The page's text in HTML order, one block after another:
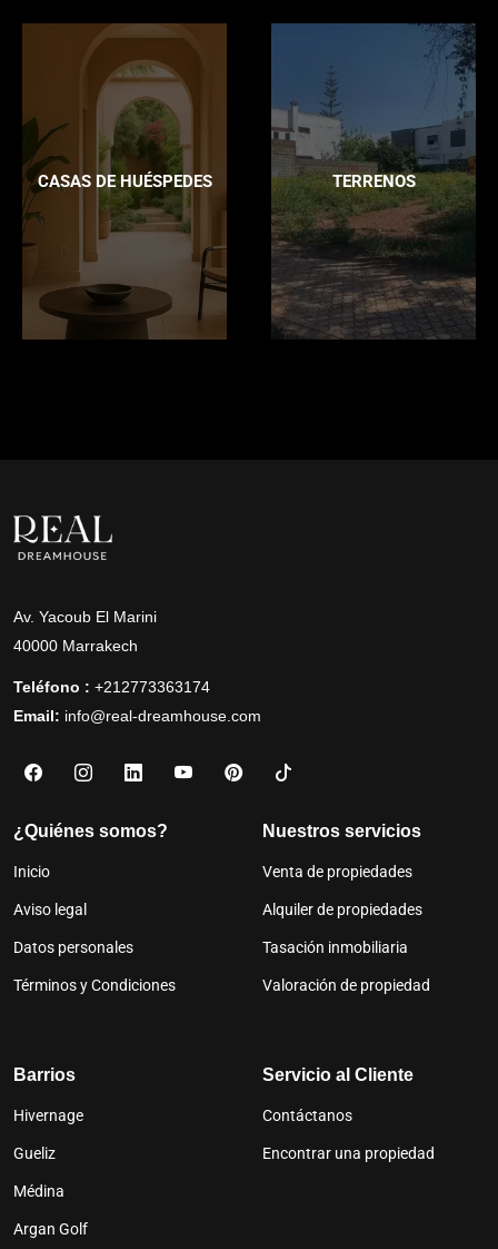
CASAS DE HUÉSPEDES TERRENOS
Av. Yacoub El Marini
40000 Marrakech
Teléfono : +212773363174
Email: info@real-dreamhouse.com
¿Quiénes somos?
Inicio
Aviso legal
Datos personales
Términos y Condiciones
Nuestros servicios
Venta de propiedades
Alquiler de propiedades
Tasación inmobiliaria
Valoración de propiedad
Barrios
Hivernage
Gueliz
Médina
Argan Golf
Servicio al Cliente
Contáctanos
Encontrar una propiedad